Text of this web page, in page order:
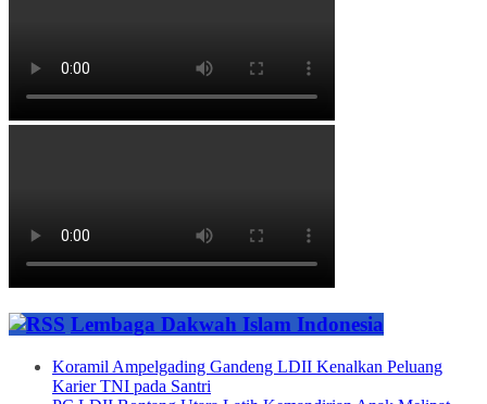
Lembaga Dakwah Islam Indonesia
Koramil Ampelgading Gandeng LDII Kenalkan Peluang
Karier TNI pada Santri